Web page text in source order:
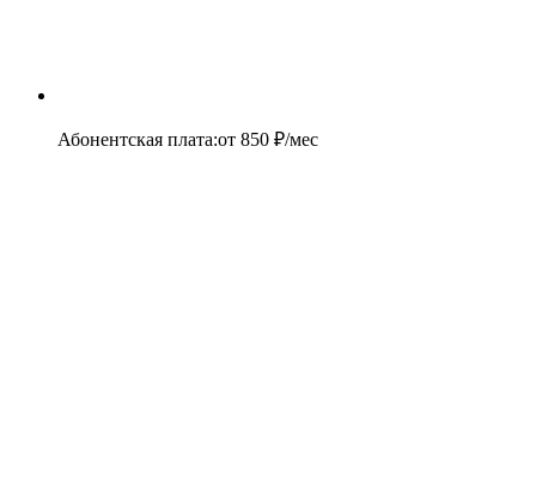
Абонентская плата:от 850 ₽/мес